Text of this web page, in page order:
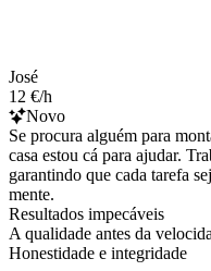
José
12 €/h
Novo
Se procura alguém para
casa estou cá para ajudar.
garantindo que cada tarefa
mente.
Resultados impecáveis
A qualidade antes da
Honestidade e integridade